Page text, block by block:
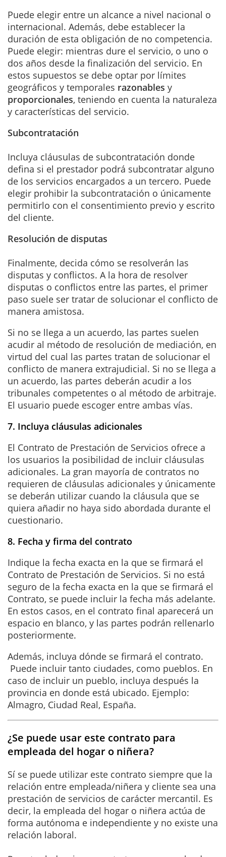
Puede elegir entre un alcance a nivel nacional o
internacional. Además, debe establecer la
duración de esta obligación de no competencia.
Puede elegir: mientras dure el servicio, o uno o
dos años desde la finalización del servicio. En
estos supuestos se debe optar por límites
geográficos y temporales razonables y
proporcionales, teniendo en cuenta la naturaleza
y características del servicio.
Subcontratación
Incluya cláusulas de subcontratación donde
defina si el prestador podrá subcontratar alguno
de los servicios encargados a un tercero. Puede
elegir prohibir la subcontratación o únicamente
permitirlo con el consentimiento previo y escrito
del cliente.
Resolución de disputas
Finalmente, decida cómo se resolverán las
disputas y conflictos. A la hora de resolver
disputas o conflictos entre las partes, el primer
paso suele ser tratar de solucionar el conflicto de
manera amistosa.
Si no se llega a un acuerdo, las partes suelen
acudir al método de resolución de mediación, en
virtud del cual las partes tratan de solucionar el
conflicto de manera extrajudicial. Si no se llega a
un acuerdo, las partes deberán acudir a los
tribunales competentes o al método de arbitraje.
El usuario puede escoger entre ambas vías.
7. Incluya cláusulas adicionales
El Contrato de Prestación de Servicios ofrece a
los usuarios la posibilidad de incluir cláusulas
adicionales. La gran mayoría de contratos no
requieren de cláusulas adicionales y únicamente
se deberán utilizar cuando la cláusula que se
quiera añadir no haya sido abordada durante el
cuestionario.
8. Fecha y firma del contrato
Indique la fecha exacta en la que se firmará el
Contrato de Prestación de Servicios. Si no está
seguro de la fecha exacta en la que se firmará el
Contrato, se puede incluir la fecha más adelante.
En estos casos, en el contrato final aparecerá un
espacio en blanco, y las partes podrán rellenarlo
posteriormente.
Además, incluya dónde se firmará el contrato.
Puede incluir tanto ciudades, como pueblos. En
caso de incluir un pueblo, incluya después la
provincia en donde está ubicado. Ejemplo:
Almagro, Ciudad Real, España.
¿Se puede usar este contrato para
empleada del hogar o niñera?
Sí se puede utilizar este contrato siempre que la
relación entre empleada/niñera y cliente sea una
prestación de servicios de carácter mercantil. Es
decir, la empleada del hogar o niñera actúa de
forma autónoma e independiente y no existe una
relación laboral.